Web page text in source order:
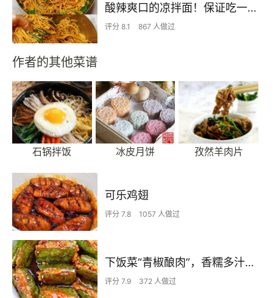
酸辣爽口的凉拌面！保证吃一次就上瘾
评分 8.1 867 人做过
作者的其他菜谱
石锅拌饭 冰皮月饼 孜然羊肉片
可乐鸡翅
评分 7.8 1057 人做过
下饭菜“青椒酿肉”，香糯多汁鲜嫩下饭
评分 7.9 372 人做过